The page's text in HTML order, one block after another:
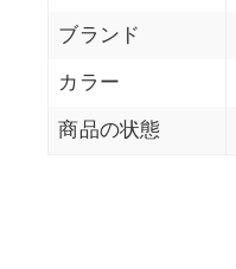
ブランド
カラー
商品の状態